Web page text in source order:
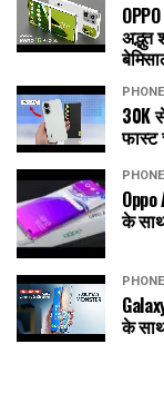
अद्भुत
30K
फास्ट
के
के